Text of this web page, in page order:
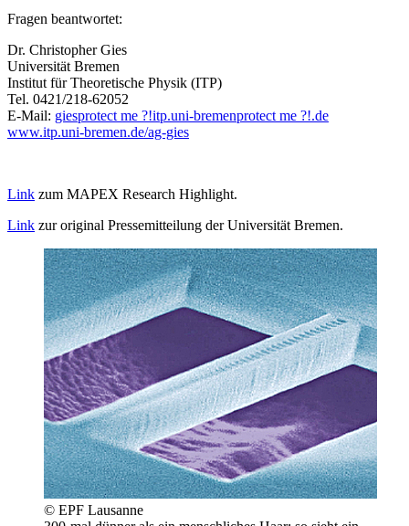
Fragen beantwortet:
Dr. Christopher Gies
Universität Bremen
Institut für Theoretische Physik (ITP)
Tel. 0421/218-62052
E-Mail: giesprotect me ?!itp.uni-bremenprotect me ?!.de
www.itp.uni-bremen.de/ag-gies
Link zum MAPEX Research Highlight.
Link zur original Pressemitteilung der Universität Bremen.
© EPF Lausanne